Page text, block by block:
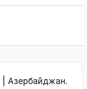
Азербайджан.